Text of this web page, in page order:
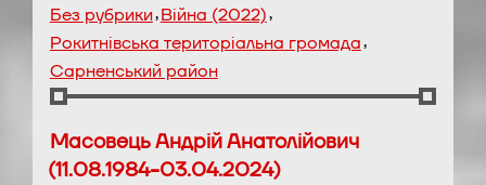
Без рубрики,Війна (2022),
Рокитнівська територіальна громада,
Сарненський район
Масовець Андрій Анатолійович
(11.08.1984-03.04.2024)